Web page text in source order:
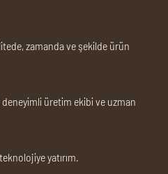
zamanda ve şekilde ürün
üretim ekibi ve uzman
yatırım.